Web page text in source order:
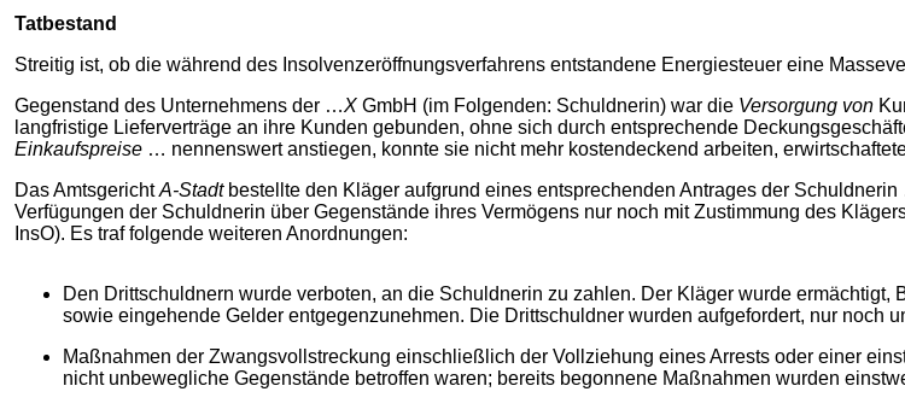
Tatbestand
Streitig ist, ob die während des Insolvenzeröffnungsverfahrens entstandene Energiesteuer eine
Gegenstand des Unternehmens der …X GmbH (im Folgenden: Schuldnerin) war die Versorgung von
langfristige Lieferverträge an ihre Kunden gebunden, ohne sich durch entsprechende
Einkaufspreise … nennenswert anstiegen, konnte sie nicht mehr kostendeckend arbeiten,
Das AmtsgerichtA-Stadtbestellte den Kläger aufgrund eines entsprechenden Antrages der
Verfügungen der Schuldnerin über Gegenstände ihres Vermögens nur noch mit Zustimmung des
InsO). Es traf folgende weiteren Anordnungen:
Den Drittschuldnern wurde verboten, an die Schuldnerin zu zahlen. Der Kläger wurde
sowie eingehende Gelder entgegenzunehmen. Die Drittschuldner wurden aufgefordert, nur noch
Maßnahmen der Zwangsvollstreckung einschließlich der Vollziehung eines Arrests oder einer
nicht unbewegliche Gegenstände betroffen waren; bereits begonnene Maßnahmen wurden